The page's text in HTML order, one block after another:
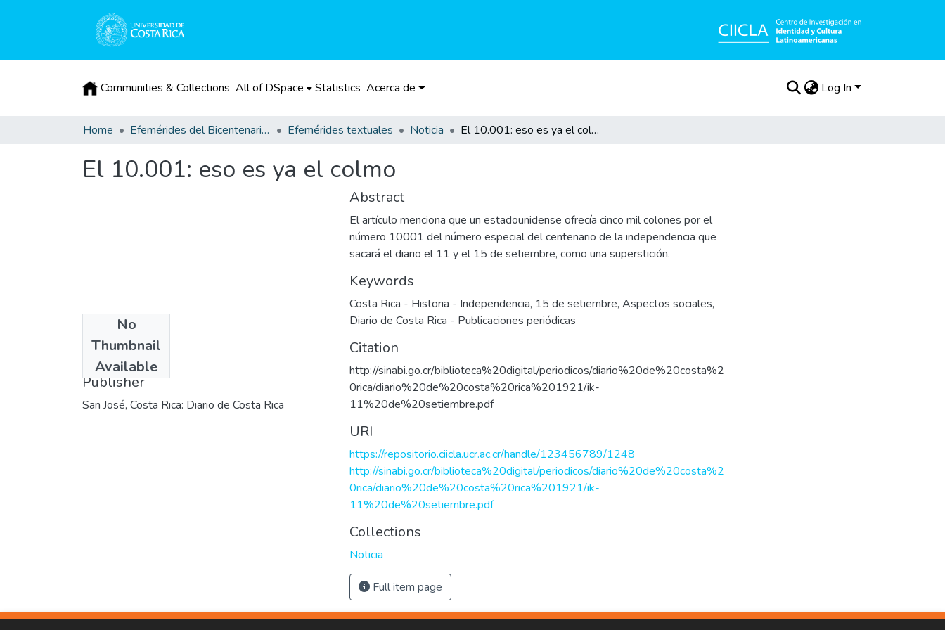
Communities & Collections All of DSpace Statistics Acerca de Log In
Home Efemérides del Bicentenario de la Independencia de Costa Rica Efemérides textuales Noticia El 10.001: eso es ya el colmo
El 10.001: eso es ya el colmo
No
Thumbnail
Available
1921-09-11
Publisher
San José, Costa Rica: Diario de Costa Rica
Abstract
El artículo menciona que un estadounidense ofrecía cinco mil colones por el
número 10001 del número especial del centenario de la independencia que
sacará el diario el 11 y el 15 de setiembre, como una superstición.
Keywords
Costa Rica - Historia - Independencia, 15 de setiembre, Aspectos sociales,
Diario de Costa Rica - Publicaciones periódicas
Citation
http://sinabi.go.cr/biblioteca%20digital/periodicos/diario%20de%20costa%2
0rica/diario%20de%20costa%20rica%201921/ik-
11%20de%20setiembre.pdf
URI
https://repositorio.ciicla.ucr.ac.cr/handle/123456789/1248
http://sinabi.go.cr/biblioteca%20digital/periodicos/diario%20de%20costa%2
0rica/diario%20de%20costa%20rica%201921/ik-
11%20de%20setiembre.pdf
Collections
Noticia
Full item page